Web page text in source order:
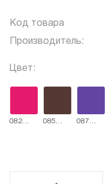
Код товара
Производитель:
Цвет:
082
085
087